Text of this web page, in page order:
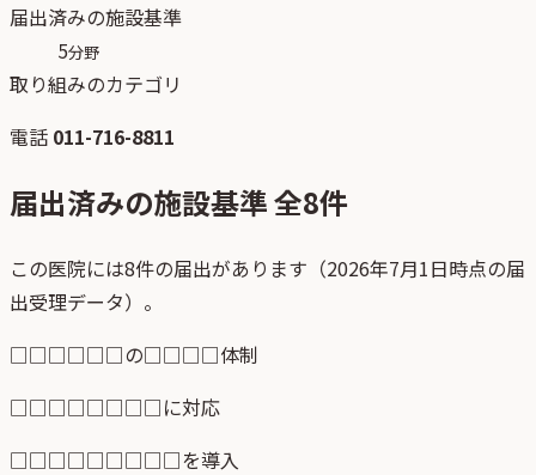
届出済みの施設基準
5分野
取り組みのカテゴリ
電話 011-716-8811
届出済みの施設基準 全8件
この医院には8件の届出があります（2026年7月1日時点の届
出受理データ）。
□□□□□□の□□□□体制
□□□□□□□□に対応
□□□□□□□□□を導入